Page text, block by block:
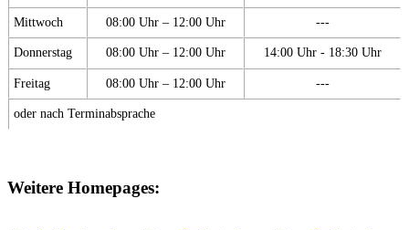
Mittwoch 08:00 Uhr – 12:00 Uhr ---
Donnerstag 08:00 Uhr – 12:00 Uhr 14:00 Uhr - 18:30 Uhr
Freitag 08:00 Uhr – 12:00 Uhr ---
oder nach Terminabsprache
Weitere Homepages: